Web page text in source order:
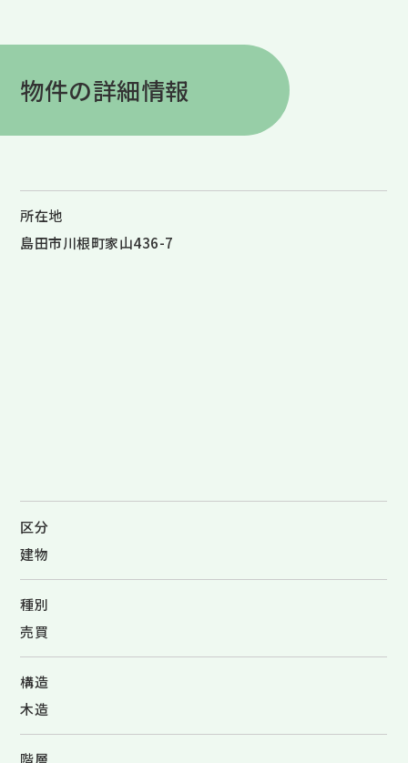
物件の詳細情報
所在地
島田市川根町家山436-7
区分
建物
種別
売買
構造
木造
階層